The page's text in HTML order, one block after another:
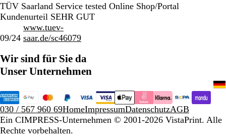
TÜV Saarland Service tested Online Shop/Portal
Kundenurteil SEHR GUT
09/24
www.tuev-
saar.de/sc46079
Wir sind für Sie da
Unser Unternehmen
030 / 567 960 69HomeImpressumDatenschutzAGB
Ein CIMPRESS-Unternehmen © 2001-2026 VistaPrint. Alle
Rechte vorbehalten.